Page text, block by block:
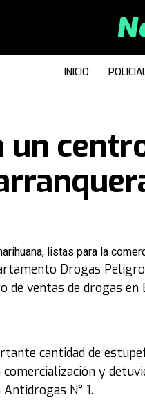
INICIO
listas para la
Drogas
de ventas de drogas en
cantidad de
y
N° 1.